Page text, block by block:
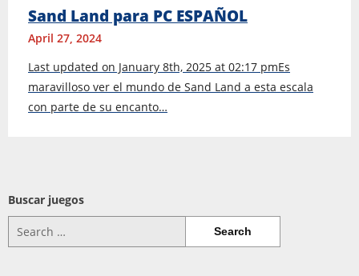
Sand Land para PC ESPAÑOL
April 27, 2024
Last updated on January 8th, 2025 at 02:17 pmEs
maravilloso ver el mundo de Sand Land a esta escala
con parte de su encanto…
Buscar juegos
for: